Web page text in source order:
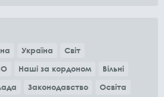
Україна
Світ
Наші за кордоном
Вільні
Законодавство
Освіта